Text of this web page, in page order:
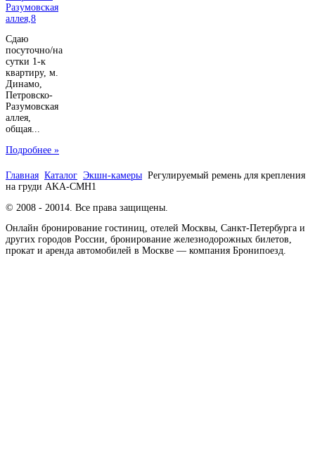
Сдаю
посуточно/на
сутки 1-к
квартиру, м.
Динамо,
Петровско-
Разумовская
аллея,
общая...
Подробнее »
Главная Каталог Экшн-камеры Регулируемый ремень для крепления
на груди AKA-CMH1
© 2008 - 20014. Все права защищены.
Онлайн бронирование гостиниц, отелей Москвы, Санкт-Петербурга и
других городов России, бронирование железнодорожных билетов,
прокат и аренда автомобилей в Москве — компания Бронипоезд.